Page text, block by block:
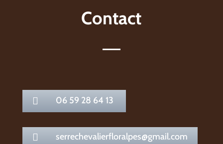
Contact
 06 59 28 64 13
 serrechevalierfloralpes@gmail.com